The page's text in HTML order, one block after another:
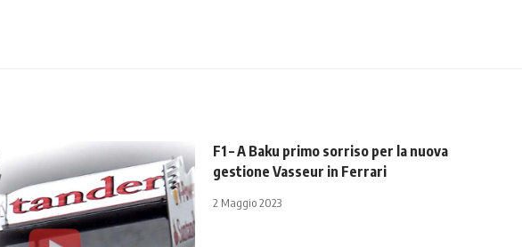
F1 – A Baku primo sorriso per la nuova
gestione Vasseur in Ferrari
2 Maggio 2023